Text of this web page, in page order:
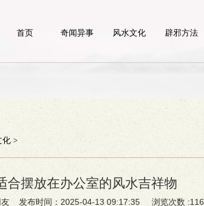
首页 奇闻异事 风水文化 辟邪方法
化>
合摆放在办公室的风水吉祥物
友 发布时间：2025-04-13 09:17:35 浏览次数 :116